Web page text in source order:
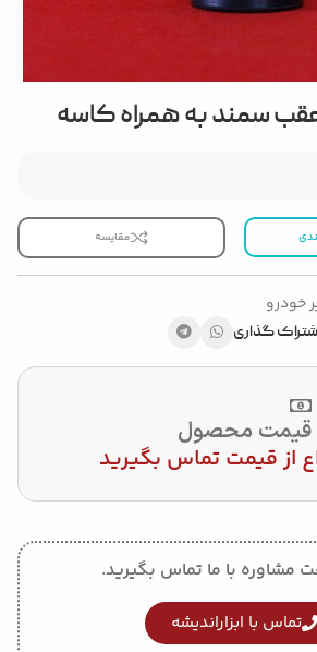
سمند به همراه کاسه
مقایسه
خودرو
گذاری
قیمت محصول
از قیمت تماس بگیرید
مشاوره با ما تماس بگیرید.
تماس با ابزاراندیشه